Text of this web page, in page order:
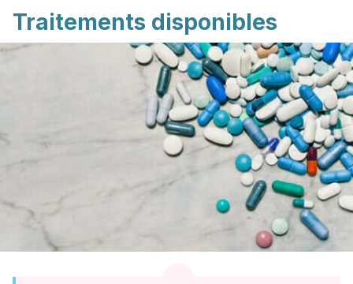
Traitements disponibles